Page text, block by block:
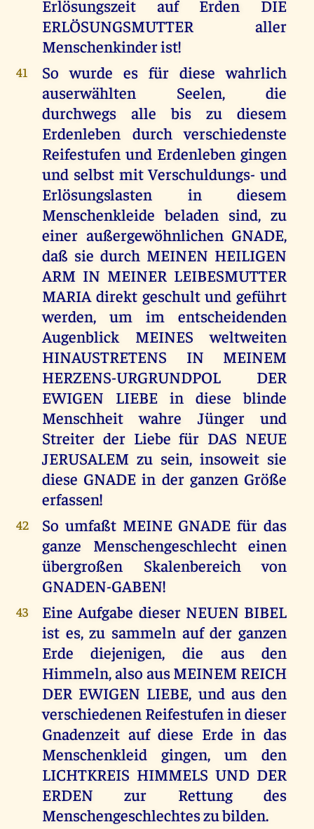
Erlösungszeit auf Erden DIE
ERLÖSUNGSMUTTER aller
Menschenkinder ist!
41
So wurde es für diese wahrlich
auserwählten Seelen, die
durchwegs alle bis zu diesem
Erdenleben durch verschiedenste
Reifestufen und Erdenleben gingen
und selbst mit Verschuldungs- und
Erlösungslasten in diesem
Menschenkleide beladen sind, zu
einer außergewöhnlichen GNADE,
daß sie durch MEINEN HEILIGEN
ARM IN MEINER LEIBESMUTTER
MARIA direkt geschult und geführt
werden, um im entscheidenden
Augenblick MEINES weltweiten
HINAUSTRETENS IN MEINEM
HERZENS-URGRUNDPOL DER
EWIGEN LIEBE in diese blinde
Menschheit wahre Jünger und
Streiter der Liebe für DAS NEUE
JERUSALEM zu sein, insoweit sie
diese GNADE in der ganzen Größe
erfassen!
42
So umfaßt MEINE GNADE für das
ganze Menschengeschlecht einen
übergroßen Skalenbereich von
GNADEN-GABEN!
43
Eine Aufgabe dieser NEUEN BIBEL
ist es, zu sammeln auf der ganzen
Erde diejenigen, die aus den
Himmeln, also aus MEINEM REICH
DER EWIGEN LIEBE, und aus den
verschiedenen Reifestufen in dieser
Gnadenzeit auf diese Erde in das
Menschenkleid gingen, um den
LICHTKREIS HIMMELS UND DER
ERDEN zur Rettung des
Menschengeschlechtes zu bilden.